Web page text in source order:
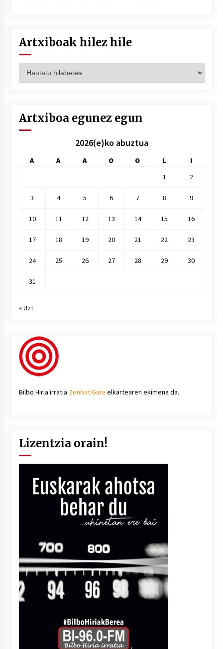
Artxiboak hilez hile
hilez
Artxiboa egunez egun
2026(e)ko abuztua
A A A O O L
I
1
2
3 4 5 6 7 8 9
10 11 12 13 14 15 16
17 18 19 20 21 22 23
24 25 26 27 28 29 30
31
« Uzt
Bilbo Hiria irratia Zenbat Gara elkartearen ekimena da.
Lizentzia orain!